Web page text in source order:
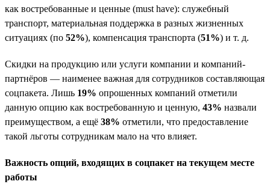
как востребованные и ценные (must have): служебный
транспорт, материальная поддержка в разных жизненных
ситуациях (по 52%), компенсация транспорта (51%) и т. д.
Скидки на продукцию или услуги компании и компаний-
партнёров — наименее важная для сотрудников составляющая
соцпакета. Лишь 19% опрошенных компаний отметили
данную опцию как востребованную и ценную, 43% назвали
преимуществом, а ещё 38% отметили, что предоставление
такой льготы сотрудникам мало на что влияет.
Важность опций, входящих в соцпакет на текущем месте
работы